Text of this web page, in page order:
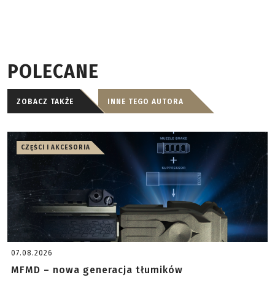
POLECANE
ZOBACZ TAKŻE INNE TEGO AUTORA
CZĘŚCI I AKCESORIA
07.08.2026
MFMD – nowa generacja tłumików